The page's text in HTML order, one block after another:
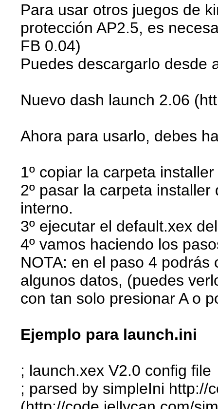
Para usar otros juegos de
protección AP2.5, es
FB 0.04)
Puedes descargarlo desde
Nuevo dash launch 2.06
Ahora para usarlo, debes
1º copiar la carpeta
2º pasar la carpeta
interno.
3º ejecutar el default.xex
4º vamos haciendo los
NOTA: en el paso 4
algunos datos, (puedes
con tan solo presionar A o
Ejemplo para launch.ini
; launch.xex V2.0 config file
; parsed by simpleIni http://